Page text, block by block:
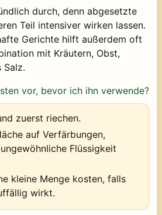
durch, denn abgesetzte
Teil intensiver wirken lassen.
Gerichte hilft außerdem oft
mit Kräutern, Obst,
Salz.
vor, bevor ich ihn verwende?
zuerst riechen.
auf Verfärbungen,
Flüssigkeit
kleine Menge kosten, falls
wirkt.